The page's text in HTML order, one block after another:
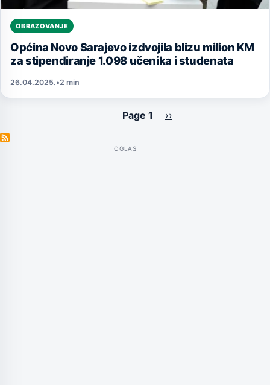
OBRAZOVANJE
Općina Novo Sarajevo izdvojila blizu milion KM
za stipendiranje 1.098 učenika i studenata
26.04.2025.•2 min
Page 1
Next
››
OGLAS